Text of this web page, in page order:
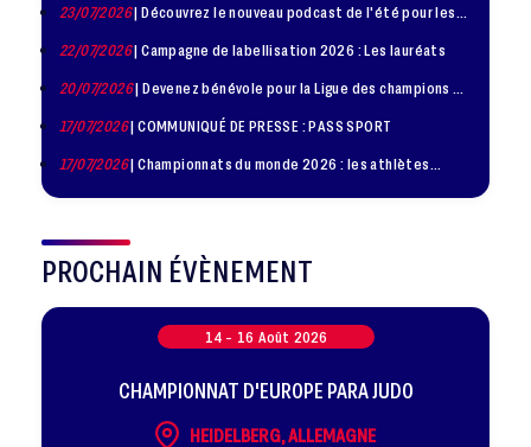
23/07/2026| Découvrez le nouveau podcast de l'été pour les
22/07/2026| Campagne de labellisation 2026 : Les lauréats
20/07/2026| Devenez bénévole pour la Ligue des champions de
17/07/2026| COMMUNIQUÉ DE PRESSE : PASS SPORT
17/07/2026| Championnats du monde 2026 : les athlètes
PROCHAIN ÉVÈNEMENT
14 - 16 Août 2026
CHAMPIONNAT D'EUROPE PARA JUDO
HEIDELBERG, ALLEMAGNE